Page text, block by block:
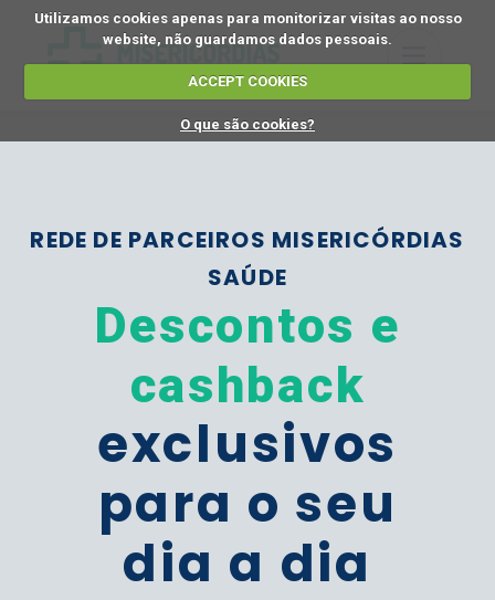
Utilizamos cookies apenas para monitorizar visitas ao nosso
website, não guardamos dados pessoais.
ACCEPT COOKIES
O que são cookies?
REDE DE PARCEIROS MISERICÓRDIAS
SAÚDE
Descontos e
cashback
exclusivos
para o seu
dia a dia